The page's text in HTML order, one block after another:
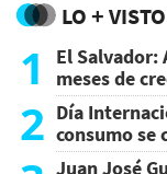
LO + VISTO
1
El Salvador:
meses de
2 Día
consumo se
Juan José